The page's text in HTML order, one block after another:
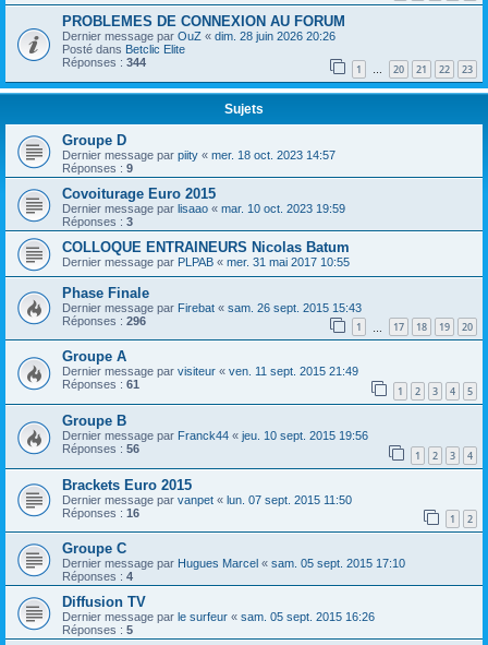
PROBLEMES DE CONNEXION AU FORUM
Dernier message par OuZ « dim. 28 juin 2026 20:26
Posté dans Betclic Elite
Réponses : 344 1 … 20 21 22 23
Sujets
Groupe D
Dernier message par piity « mer. 18 oct. 2023 14:57
Réponses : 9
Covoiturage Euro 2015
Dernier message par lisaao « mar. 10 oct. 2023 19:59
Réponses : 3
COLLOQUE ENTRAINEURS Nicolas Batum
Dernier message par PLPAB « mer. 31 mai 2017 10:55
Phase Finale
Dernier message par Firebat « sam. 26 sept. 2015 15:43
Réponses : 296 1 17 18 19 20
Groupe A
Dernier message par visiteur « ven. 11 sept. 2015 21:49
Réponses : 61 1 2 3 4 5
Groupe B
Dernier message par Franck44 « jeu. 10 sept. 2015 19:56
Réponses : 56 1 2 3 4
Brackets Euro 2015
Dernier message par vanpet « lun. 07 sept. 2015 11:50
Réponses : 16 1 2
Groupe C
Dernier message par Hugues Marcel « sam. 05 sept. 2015 17:10
Réponses : 4
Diffusion TV
Dernier message par le surfeur « sam. 05 sept. 2015 16:26
Réponses : 5